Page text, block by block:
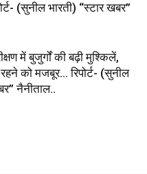
(सुनील भारती) “स्टार खबर”
में बुजुर्गों की बढ़ी मुश्किलें,
को मजबूर… रिपोर्ट- (सुनील
नैनीताल..